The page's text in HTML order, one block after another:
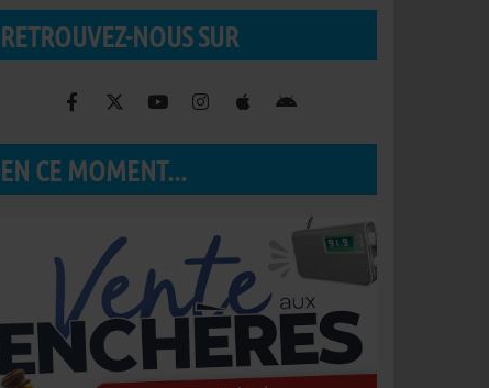
RETROUVEZ-NOUS SUR
EN CE MOMENT...